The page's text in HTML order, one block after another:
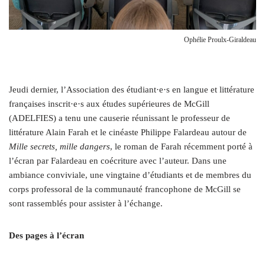
Ophélie Proulx-Giraldeau
Jeudi dernier, l’Association des étudiant·e·s en langue et littérature
françaises inscrit·e·s aux études supérieures de McGill
(ADELFIES) a tenu une causerie réunissant le professeur de
littérature Alain Farah et le cinéaste Philippe Falardeau autour de
Mille secrets, mille dangers, le roman de Farah récemment porté à
l’écran par Falardeau en coécriture avec l’auteur. Dans une
ambiance conviviale, une vingtaine d’étudiants et de membres du
corps professoral de la communauté francophone de McGill se
sont rassemblés pour assister à l’échange.
Des pages à l’écran